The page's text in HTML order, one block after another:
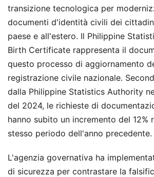
transizione tecnologica per
documenti d'identità civili dei
paese e all'estero. Il Philippine
Birth Certificate rappresenta il
questo processo di aggiornamento
registrazione civile nazionale.
dalla Philippine Statistics Authority
del 2024, le richieste di
hanno subito un incremento del 12%
stesso periodo dell'anno precedente.
L'agenzia governativa ha
di sicurezza per contrastare la